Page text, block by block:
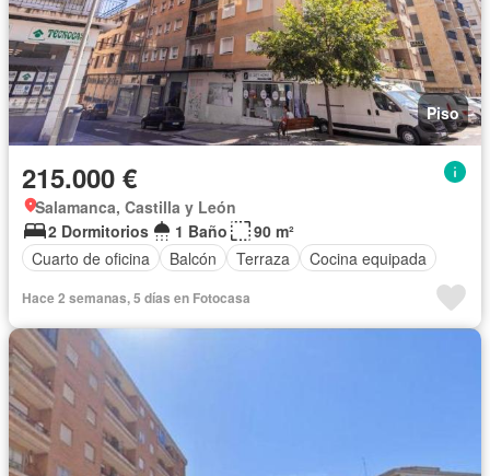
Piso
215.000 €
Salamanca, Castilla y León
2 Dormitorios
1 Baño
90 m²
Cuarto de oficina
Balcón Terraza Cocina equipada
Hace 2 semanas, 5 días en Fotocasa